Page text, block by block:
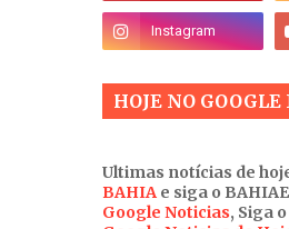
HOJE NO
Ultimas notícias de
BAHIA e siga o
Google Noticias, Siga